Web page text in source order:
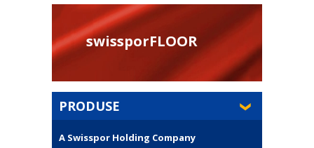
swissporFLOOR
swissporEPS Panta
PRODUSE
A Swisspor Holding Company